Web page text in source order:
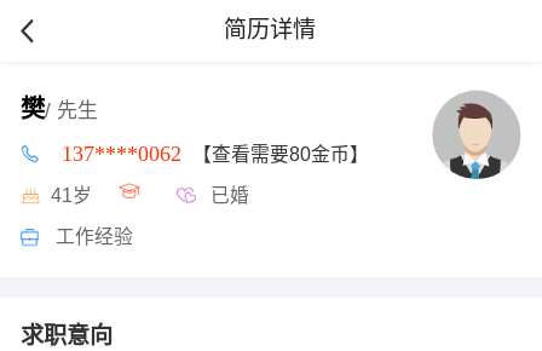
简历详情
樊/ 先生
137****0062 【查看需要80金币】
41岁 已婚
工作经验
求职意向